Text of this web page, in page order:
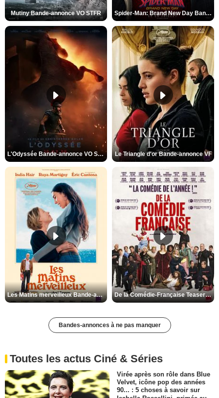
Mutiny Bande-annonce VO STFR Spider-Man: Brand New Day Bande-annonce VO STFR
L'Odyssée Bande-annonce VO STFR Le Triangle d'or Bande-annonce VF
Les Matins merveilleux Bande-annonce VF De la Comédie-Française Teaser VF
Bandes-annonces à ne pas manquer
Toutes les actus Ciné & Séries
Virée après son rôle dans Blue
Velvet, icône pop des années
90... : 5 choses à savoir sur